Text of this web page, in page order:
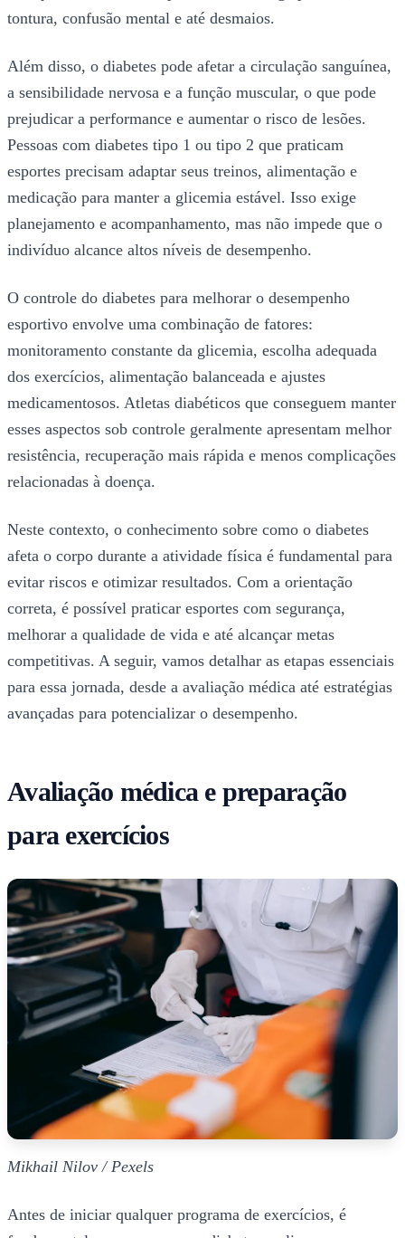
tontura, confusão mental e até desmaios.
Além disso, o diabetes pode afetar a circulação sanguínea,
a sensibilidade nervosa e a função muscular, o que pode
prejudicar a performance e aumentar o risco de lesões.
Pessoas com diabetes tipo 1 ou tipo 2 que praticam
esportes precisam adaptar seus treinos, alimentação e
medicação para manter a glicemia estável. Isso exige
planejamento e acompanhamento, mas não impede que o
indivíduo alcance altos níveis de desempenho.
O controle do diabetes para melhorar o desempenho
esportivo envolve uma combinação de fatores:
monitoramento constante da glicemia, escolha adequada
dos exercícios, alimentação balanceada e ajustes
medicamentosos. Atletas diabéticos que conseguem manter
esses aspectos sob controle geralmente apresentam melhor
resistência, recuperação mais rápida e menos complicações
relacionadas à doença.
Neste contexto, o conhecimento sobre como o diabetes
afeta o corpo durante a atividade física é fundamental para
evitar riscos e otimizar resultados. Com a orientação
correta, é possível praticar esportes com segurança,
melhorar a qualidade de vida e até alcançar metas
competitivas. A seguir, vamos detalhar as etapas essenciais
para essa jornada, desde a avaliação médica até estratégias
avançadas para potencializar o desempenho.
Avaliação médica e preparação
para exercícios
Mikhail Nilov / Pexels
Antes de iniciar qualquer programa de exercícios, é